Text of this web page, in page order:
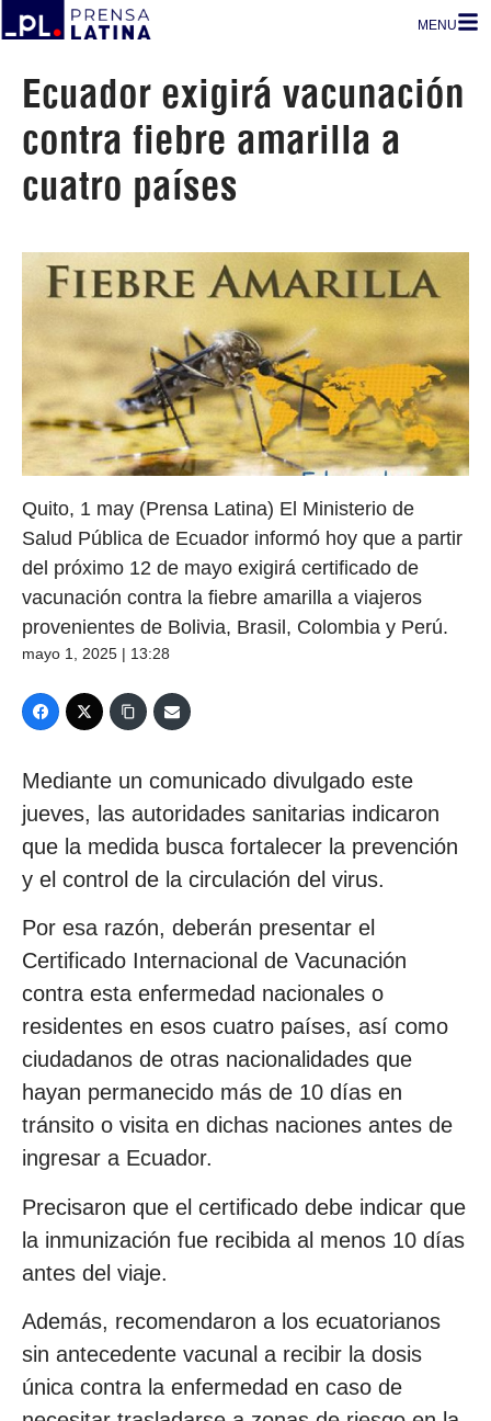
MENU
Ecuador exigirá vacunación
contra fiebre amarilla a
cuatro países
Quito, 1 may (Prensa Latina) El Ministerio de
Salud Pública de Ecuador informó hoy que a partir
del próximo 12 de mayo exigirá certificado de
vacunación contra la fiebre amarilla a viajeros
provenientes de Bolivia, Brasil, Colombia y Perú.
mayo 1, 2025 | 13:28
Mediante un comunicado divulgado este
jueves, las autoridades sanitarias indicaron
que la medida busca fortalecer la prevención
y el control de la circulación del virus.
Por esa razón, deberán presentar el
Certificado Internacional de Vacunación
contra esta enfermedad nacionales o
residentes en esos cuatro países, así como
ciudadanos de otras nacionalidades que
hayan permanecido más de 10 días en
tránsito o visita en dichas naciones antes de
ingresar a Ecuador.
Precisaron que el certificado debe indicar que
la inmunización fue recibida al menos 10 días
antes del viaje.
Además, recomendaron a los ecuatorianos
sin antecedente vacunal a recibir la dosis
única contra la enfermedad en caso de